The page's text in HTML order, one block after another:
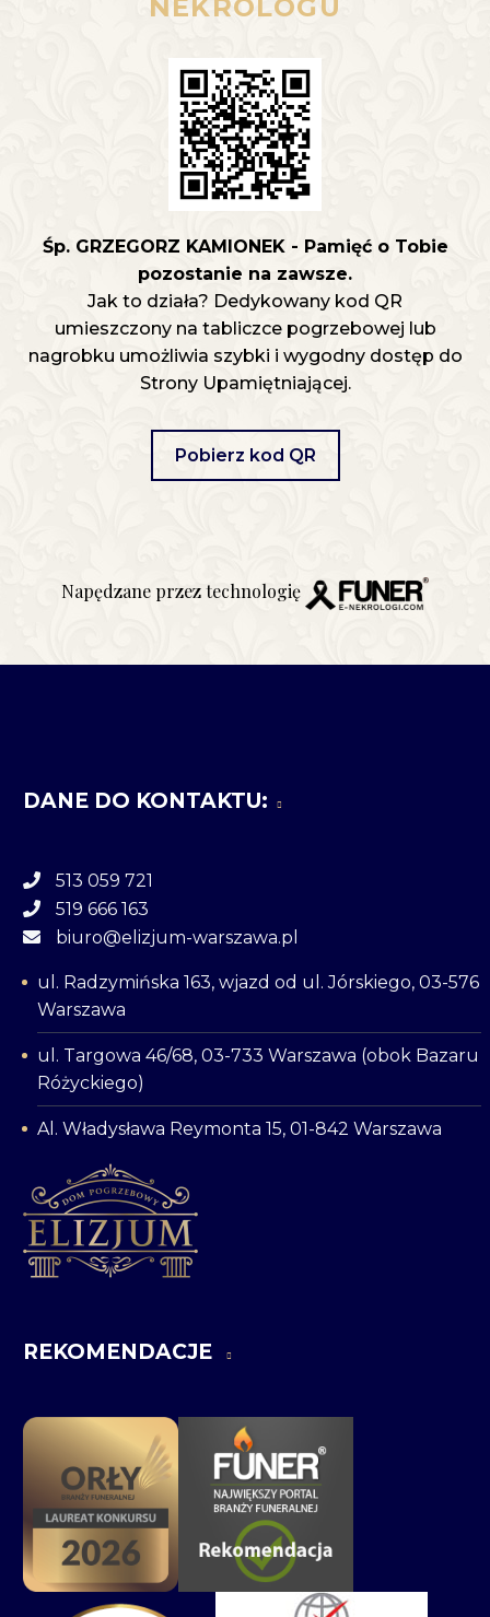
NEKROLOGU
Śp. GRZEGORZ KAMIONEK - Pamięć o Tobie
pozostanie na zawsze.
Jak to działa? Dedykowany kod QR
umieszczony na tabliczce pogrzebowej lub
nagrobku umożliwia szybki i wygodny dostęp do
Strony Upamiętniającej.
Pobierz kod QR
Napędzane przez technologię
DANE DO KONTAKTU:
513 059 721
519 666 163
biuro@elizjum-warszawa.pl
ul. Radzymińska 163, wjazd od ul. Jórskiego, 03-576
Warszawa
ul. Targowa 46/68, 03-733 Warszawa (obok Bazaru
Różyckiego)
Al. Władysława Reymonta 15, 01-842 Warszawa
REKOMENDACJE